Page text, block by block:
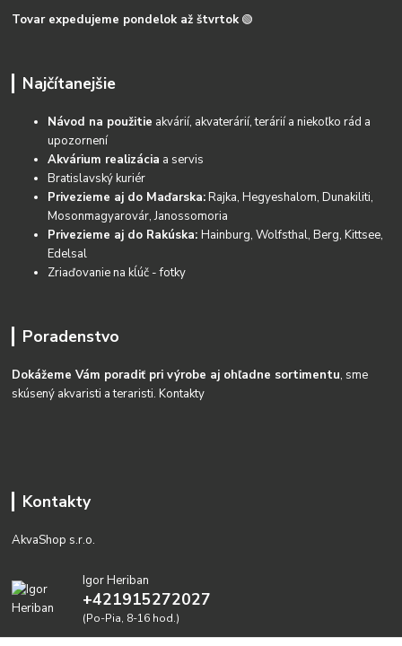
Tovar expedujeme pondelok až štvrtok 🟢
Najčítanejšie
Návod na použitie akvárií, akvaterárií, terárií a niekoľko rád a
upozornení
Akvárium realizácia a servis
Bratislavský kuriér
Privezieme aj do Maďarska:Rajka, Hegyeshalom, Dunakiliti,
Mosonmagyarovár, Janossomoria
Privezieme aj do Rakúska:Hainburg, Wolfsthal, Berg, Kittsee,
Edelsal
Zriaďovanie na kĺúč - fotky
Poradenstvo
Dokážeme Vám poradiť pri výrobe aj ohľadne sortimentu, sme
skúsený akvaristi a teraristi.Kontakty
Kontakty
AkvaShop s.r.o.
Igor Heriban
+421915272027
(Po-Pia, 8-16 hod.)